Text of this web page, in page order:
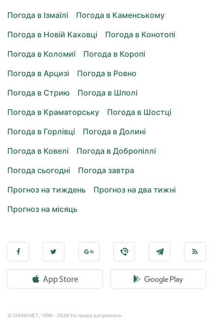
Погода в Ізмаїлі
Погода в Каменському
Погода в Новій Каховці
Погода в Конотопі
Погода в Коломиї
Погода в Коропі
Погода в Арцизі
Погода в Ровно
Погода в Стрию
Погода в Шполі
Погода в Краматорську
Погода в Шостці
Погода в Горлівці
Погода в Долині
Погода в Ковелі
Погода в Добропіллі
Погода сьогодні
Погода завтра
Прогноз на тиждень
Прогноз на два тижні
Прогноз на місяць
© UNIAN.NET, 1998 - 2026 Усі права дотримано.